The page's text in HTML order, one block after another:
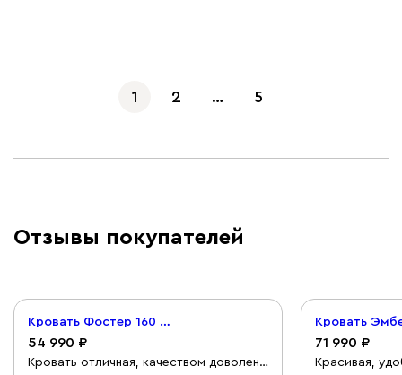
1 2 … 5
Отзывы покупателей
Кровать Фостер 160 Велюр Светло-серый
54 990
Кровать отличная, качеством доволен.
71 990
Красивая,